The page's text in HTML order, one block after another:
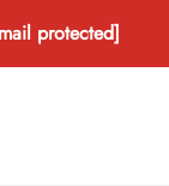
protected]